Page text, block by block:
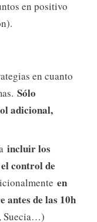
en positivo
en cuanto
Sólo
adicional,
incluir los
control de
en
antes de las 10h
Suecia…)